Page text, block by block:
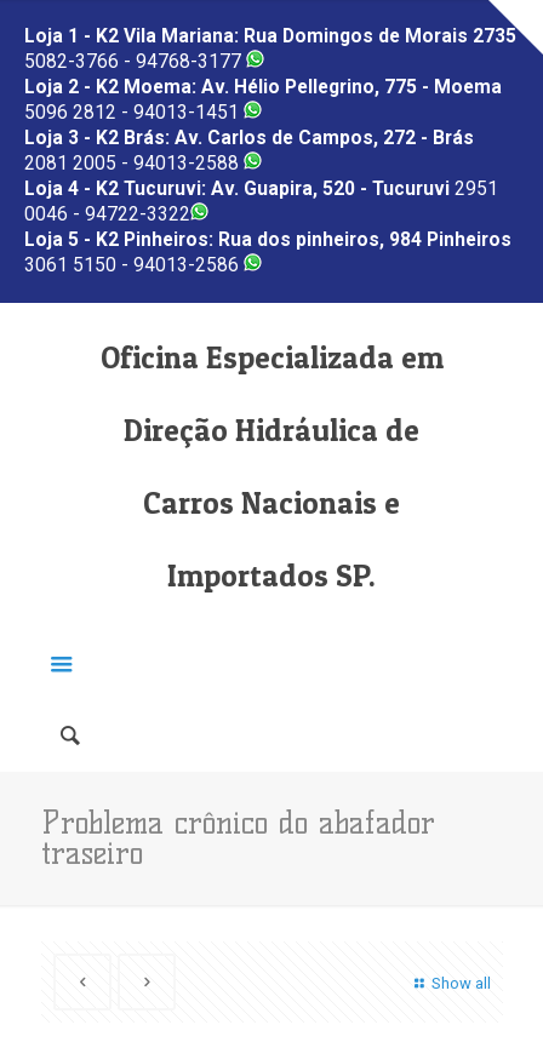
Loja 1 - K2 Vila Mariana: Rua Domingos de Morais 2735
5082-3766 - 94768-3177
Loja 2 - K2 Moema: Av. Hélio Pellegrino, 775 - Moema
5096 2812 - 94013-1451
Loja 3 - K2 Brás: Av. Carlos de Campos, 272 - Brás
2081 2005 - 94013-2588
Loja 4 - K2 Tucuruvi: Av. Guapira, 520 - Tucuruvi 2951
0046 - 94722-3322
Loja 5 - K2 Pinheiros: Rua dos pinheiros, 984 Pinheiros
3061 5150 - 94013-2586
Oficina Especializada em
Direção Hidráulica de
Carros Nacionais e
Importados SP.
Problema crônico do abafador
traseiro
Show all